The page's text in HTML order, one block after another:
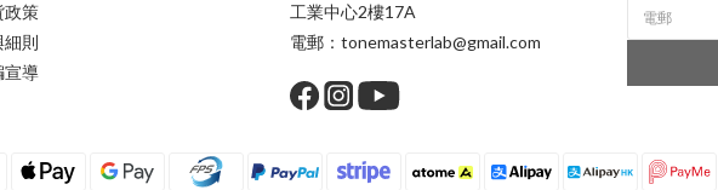
政策
細則
宣導
工業中心2樓17A
電郵：tonemasterlab@gmail.com